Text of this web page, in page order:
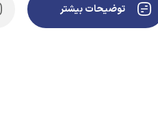
توضیحات بیشتر